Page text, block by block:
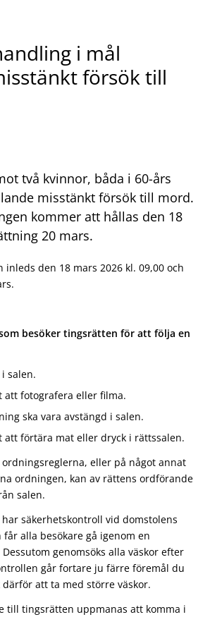
i mål
försök till
två kvinnor, båda i 60-års
misstänkt försök till mord.
kommer att hållas den 18
20 mars.
den 18 mars 2026 kl. 09,00 och
besöker tingsrätten för att följa en
salen.
att fotografera eller filma.
ska vara avstängd i salen.
att förtära mat eller dryck i rättssalen.
eller på något annat
ordningen, kan av rättens ordförande
salen.
säkerhetskontroll vid domstolens
alla besökare gå igenom en
genomsöks alla väskor efter
går fortare ju färre föremål du
att ta med större väskor.
till tingsrätten uppmanas att komma i